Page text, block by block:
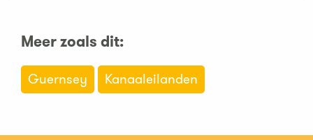
Meer zoals dit:
Guernsey Kanaaleilanden